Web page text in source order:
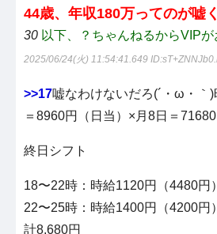
44歳、年収180万ってのが嘘
30 以下、？ちゃんねるからVIP
2025/06/24(火) 11:54:41.649
>>17嘘なわけないだろ(´・ω・｀
＝8960円（日当）×月8日＝71680
終日シフト
18〜22時：時給1120円（4480円）
22〜25時：時給1400円（4200円）
計8,680円